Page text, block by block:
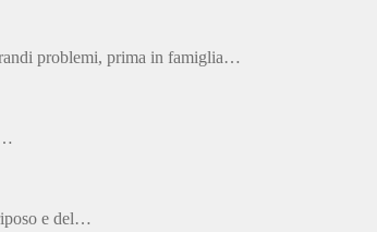
problemi, prima in famiglia…
e del…